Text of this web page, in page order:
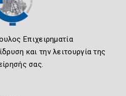
Επιχειρηματία
και την λειτουργία της
σας.